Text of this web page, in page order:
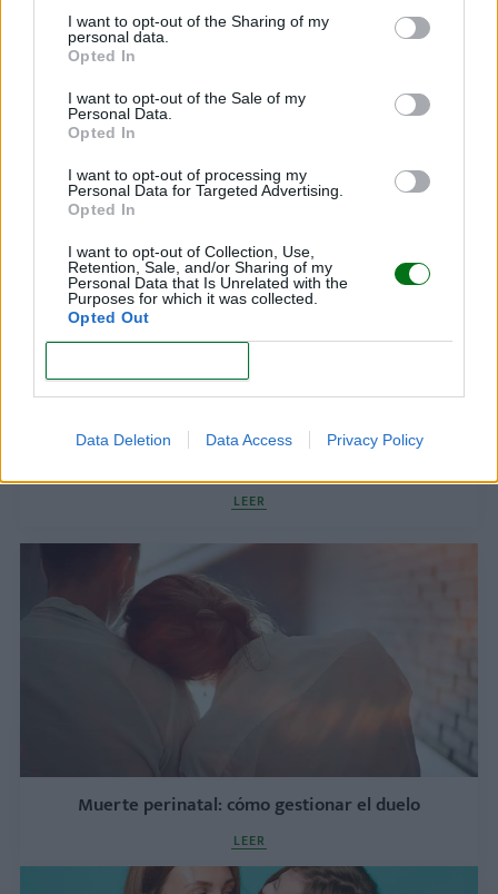
I want to opt-out of the Sharing of my
personal data.
Opted In
I want to opt-out of the Sale of my
Personal Data.
Opted In
I want to opt-out of processing my
Personal Data for Targeted Advertising.
Opted In
I want to opt-out of Collection, Use,
Retention, Sale, and/or Sharing of my
Personal Data that Is Unrelated with the
Purposes for which it was collected.
Opted Out
Data Deletion Data Access Privacy Policy
Duelo perinatal: cómo superar la pérdida de un
bebé durante el embarazo o tras el parto
Crianza compartida: priorizando el cuidado de
LEER
Muerte perinatal: cómo gestionar el duelo
LEER